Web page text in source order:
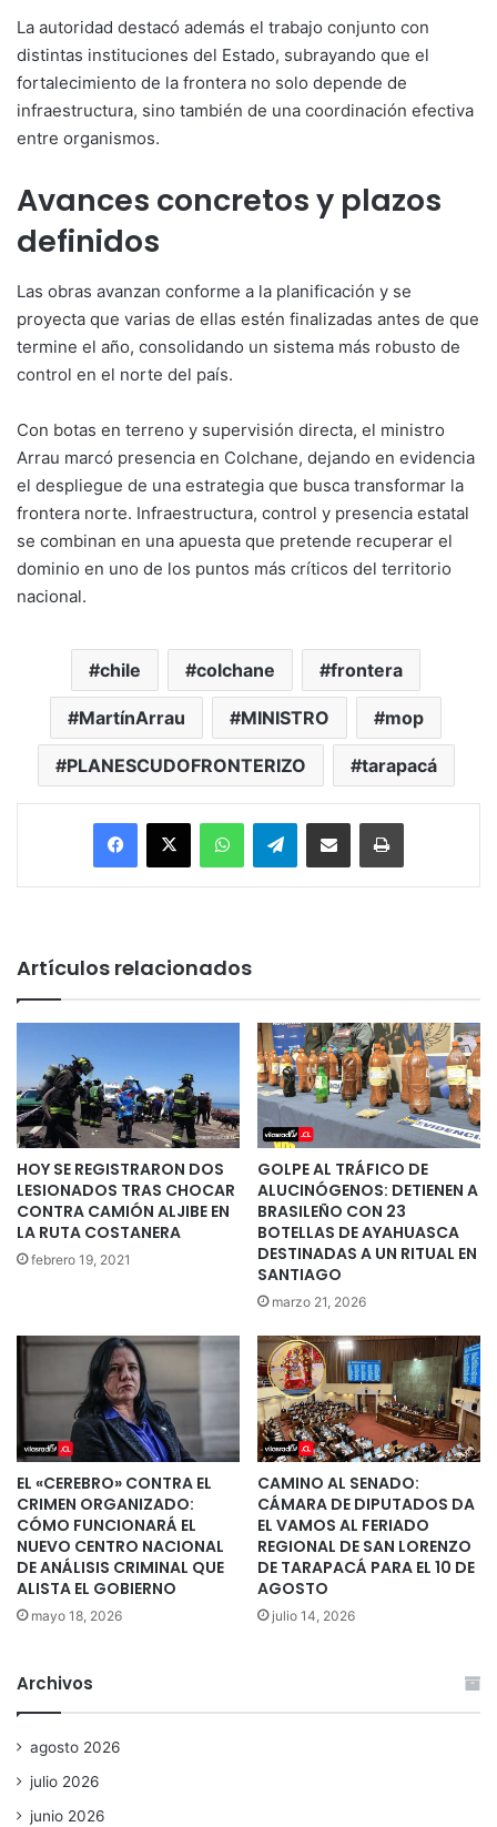
La autoridad destacó además el trabajo conjunto con
distintas instituciones del Estado, subrayando que el
fortalecimiento de la frontera no solo depende de
infraestructura, sino también de una coordinación efectiva
entre organismos.
Avances concretos y plazos
definidos
Las obras avanzan conforme a la planificación y se
proyecta que varias de ellas estén finalizadas antes de que
termine el año, consolidando un sistema más robusto de
control en el norte del país.
Con botas en terreno y supervisión directa, el ministro
Arrau marcó presencia en Colchane, dejando en evidencia
el despliegue de una estrategia que busca transformar la
frontera norte. Infraestructura, control y presencia estatal
se combinan en una apuesta que pretende recuperar el
dominio en uno de los puntos más críticos del territorio
nacional.
chile colchane frontera
MartínArrau MINISTRO mop
PLANESCUDOFRONTERIZO tarapacá
Facebook
X WhatsAppTelegramEnviar vía email Imprimir
Artículos relacionados
HOY SE REGISTRARON DOS
LESIONADOS TRAS CHOCAR
CONTRA CAMIÓN ALJIBE EN
LA RUTA COSTANERA
febrero 19, 2021
GOLPE AL TRÁFICO DE
ALUCINÓGENOS: DETIENEN A
BRASILEÑO CON 23
BOTELLAS DE AYAHUASCA
DESTINADAS A UN RITUAL EN
SANTIAGO
marzo 21, 2026
EL «CEREBRO» CONTRA EL
CRIMEN ORGANIZADO:
CÓMO FUNCIONARÁ EL
NUEVO CENTRO NACIONAL
DE ANÁLISIS CRIMINAL QUE
ALISTA EL GOBIERNO
mayo 18, 2026
CAMINO AL SENADO:
CÁMARA DE DIPUTADOS DA
EL VAMOS AL FERIADO
REGIONAL DE SAN LORENZO
DE TARAPACÁ PARA EL 10 DE
AGOSTO
julio 14, 2026
Archivos
agosto 2026
julio 2026
junio 2026